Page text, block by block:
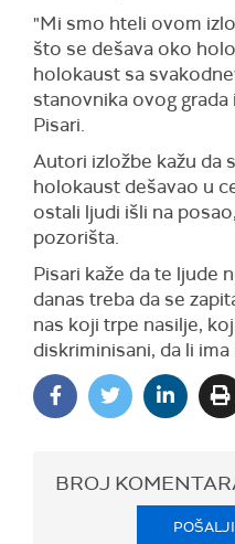
"Mi smo hteli ovom
što se dešava oko
holokaust sa
stanovnika ovog
Pisari.
Autori izložbe kažu da
holokaust dešavao u
ostali ljudi išli na
pozorišta.
Pisari kaže da te ljude
danas treba da se
nas koji trpe nasilje,
diskriminisani, da li ima
BROJ